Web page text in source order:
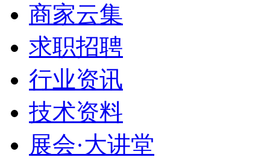
商家云集
求职招聘
行业资讯
技术资料
展会·大讲堂